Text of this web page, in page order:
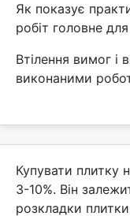
Як показує
робіт головне
Втілення вимог і
виконаними
Купувати плитку
3-10%. Він
розкладки